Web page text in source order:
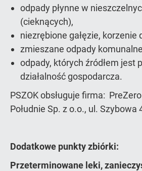
odpady płynne w
(cieknących),
niezrębione gałęzie, korzenie
zmieszane odpady
odpady, których źródłem jest
działalność gospodarcza.
PSZOK obsługuje firma:
Południe Sp. z o.o., ul. Szybowa
Dodatkowe punkty zbiórki:
Przeterminowane leki,